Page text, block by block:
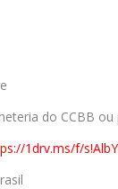
do CCBB ou
1drv.ms/f/